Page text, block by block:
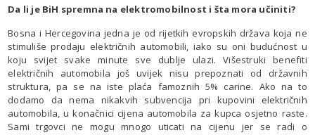
Da li je BiH spremna na elektromobilnost i šta mora učiniti?
Bosna i Hercegovina jedna je od rijetkih evropskih država koja ne
stimuliše prodaju električnih automobili, iako su oni budućnost u
koju svijet svake minute sve dublje ulazi. Višestruki benefiti
električnih automobila još uvijek nisu prepoznati od državnih
struktura, pa se na iste plaća famoznih 5% carine. Ako na to
dodamo da nema nikakvih subvencija pri kupovini električnih
automobila, u konačnici cijena automobila za kupca osjetno raste.
Sami trgovci ne mogu mnogo uticati na cijenu jer se radi o